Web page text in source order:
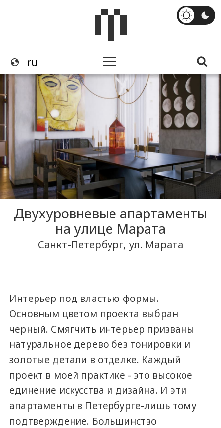
Двухуровневые апартаменты
на улице Марата
Санкт-Петербург, ул. Марата
Интерьер под властью формы.
Основным цветом проекта выбран
черный. Смягчить интерьер призваны
натуральное дерево без тонировки и
золотые детали в отделке. Каждый
проект в моей практике - это высокое
единение искусства и дизайна. И эти
апартаменты в Петербурге-лишь тому
подтверждение. Большинство